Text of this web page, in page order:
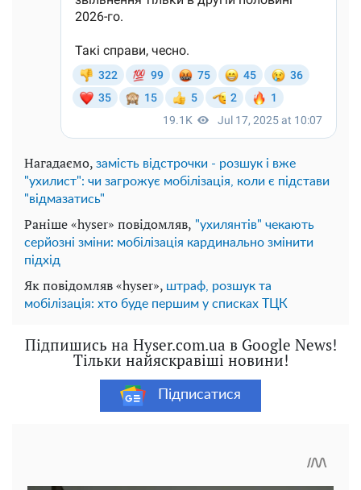
Нагадаємо, замість відстрочки - розшук і вже
"ухилист": чи загрожує мобілізація, коли є підстави
"відмазатись"
Раніше «hyser» повідомляв, "ухилянтів" чекають
серйозні зміни: мобілізація кардинально змінити
підхід
Як повідомляв «hyser», штраф, розшук та
мобілізація: хто буде першим у списках ТЦК
Підпишись на Hyser.com.ua в Google News!
Тільки найяскравіші новини!
Підписатися